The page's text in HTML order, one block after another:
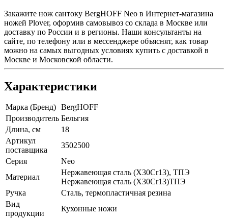
Закажите нож сантоку BergHOFF Neo в Интернет-магазина
ножей Plover, оформив самовывоз со склада в Москве или
доставку по России и в регионы. Наши консультанты на
сайте, по телефону или в мессенджере объяснят, как товар
можно на самых выгодных условиях купить с доставкой в
Москве и Московской области.
Характеристики
Марка (Бренд) BergHOFF
Производитель Бельгия
Длина, см
18
Артикул
поставщика
3502500
Серия
Neo
Материал
Нержавеющая сталь (X30Cr13), ТПЭ
Нержавеющая сталь (X30Cr13)ТПЭ
Ручка
Сталь, термопластичная резина
Вид
продукции
Кухонные ножи